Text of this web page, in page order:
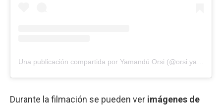
Durante la filmación se pueden ver imágenes de